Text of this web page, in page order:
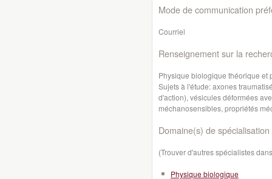
Mode de communication
Courriel
Renseignement sur la
Physique biologique théorique et
Sujets à l'étude: axones
d'action), vésicules déformées
méchanosensibles, propriétés
Domaine(s) de spécialisation
(Trouver d'autres spécialistes
Physique biologique